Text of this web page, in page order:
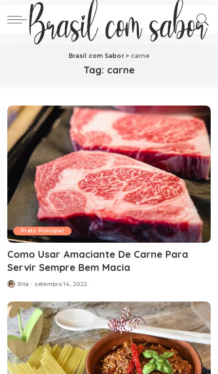
Brasil com Sabor> carne
Tag: carne
Prato Principal
Como Usar Amaciante De Carne Para
Servir Sempre Bem Macia
Posted
Rita setembro 14, 2022